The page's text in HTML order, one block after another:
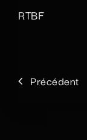
RTBF
Précédent